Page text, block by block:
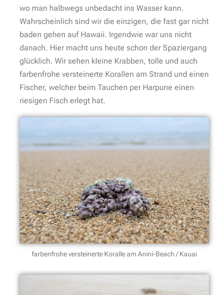
wo man halbwegs unbedacht ins Wasser kann.
Wahrscheinlich sind wir die einzigen, die fast gar nicht
baden gehen auf Hawaii. Irgendwie war uns nicht
danach. Hier macht uns heute schon der Spaziergang
glücklich. Wir sehen kleine Krabben, tolle und auch
farbenfrohe versteinerte Korallen am Strand und einen
Fischer, welcher beim Tauchen per Harpune einen
riesigen Fisch erlegt hat.
farbenfrohe versteinerte Koralle am Anini-Beach / Kauai